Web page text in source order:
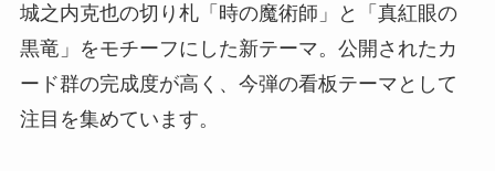
城之内克也の切り札「時の魔術師」と「真紅眼の
黒竜」をモチーフにした新テーマ。公開されたカ
ード群の完成度が高く、今弾の看板テーマとして
注目を集めています。